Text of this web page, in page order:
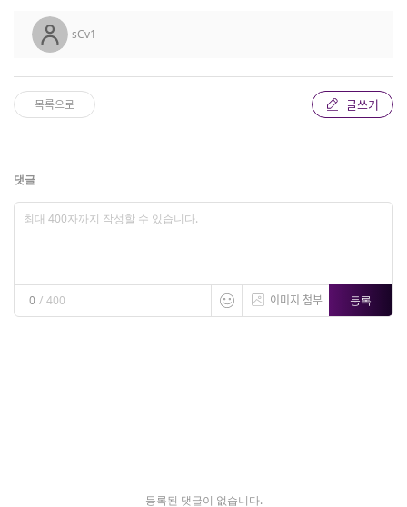
sCv1
목록으로 글쓰기
댓글
0 / 400 이미지 첨부 등록
등록된 댓글이 없습니다.